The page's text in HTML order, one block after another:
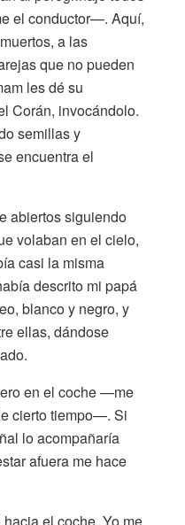
el conductor—. Aquí,
a las
que no pueden
les dé su
Corán, invocándolo.
semillas y
encuentra el
abiertos siguiendo
volaban en el cielo,
casi la misma
descrito mi papá
blanco y negro, y
ellas, dándose
en el coche —me
cierto tiempo—. Si
lo acompañaría
afuera me hace